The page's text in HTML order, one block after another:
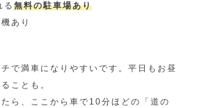
る 無料の駐車場あり
あり
で満車になりやすいです。平日もお昼
ことも。
ら、ここから車で10分ほどの「道の